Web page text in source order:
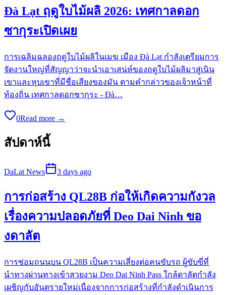
Đà Lạt ฤดูใบไม้ผลิ 2026: เทศกาลดอก
ซากุระเปิดเผย
การเฉลิมฉลองฤดูใบไม้ผลิในเมฆ เมือง Đà Lạt กำลังเตรียมการ
จัดงานใหญ่ที่สัญญาว่าจะนำเอาเสน่ห์ของฤดูใบไม้ผลิมาสู่เนิน
เขาและหุบเขาที่มีชื่อเสียงของมัน ตามคำกล่าวของเจ้าหน้าที่
ท้องถิ่น เทศกาลดอกซากุระ - Đà…
0Read more →
สัปดาห์นี้
DaLat News 3 days ago
การก่อสร้าง QL28B ก่อให้เกิดความกังวล
เรื่องความปลอดภัยที่ Deo Dai Ninh ขอ
งดาลัต
การซ่อมถนนบน QL28B เป็นความเสี่ยงต่อคนขับรถ ผู้ขับขี่ที่
นำทางผ่านทางเข้าสวยงาม Deo Dai Ninh Pass ใกล้ดาลัตกำลัง
เผชิญกับอันตรายใหม่เนื่องจากการก่อสร้างที่กำลังดำเนินการ